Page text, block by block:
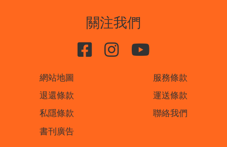
關注我們
網站地圖
服務條款
退還條款
運送條款
私隱條款
聯絡我們
書刊廣告